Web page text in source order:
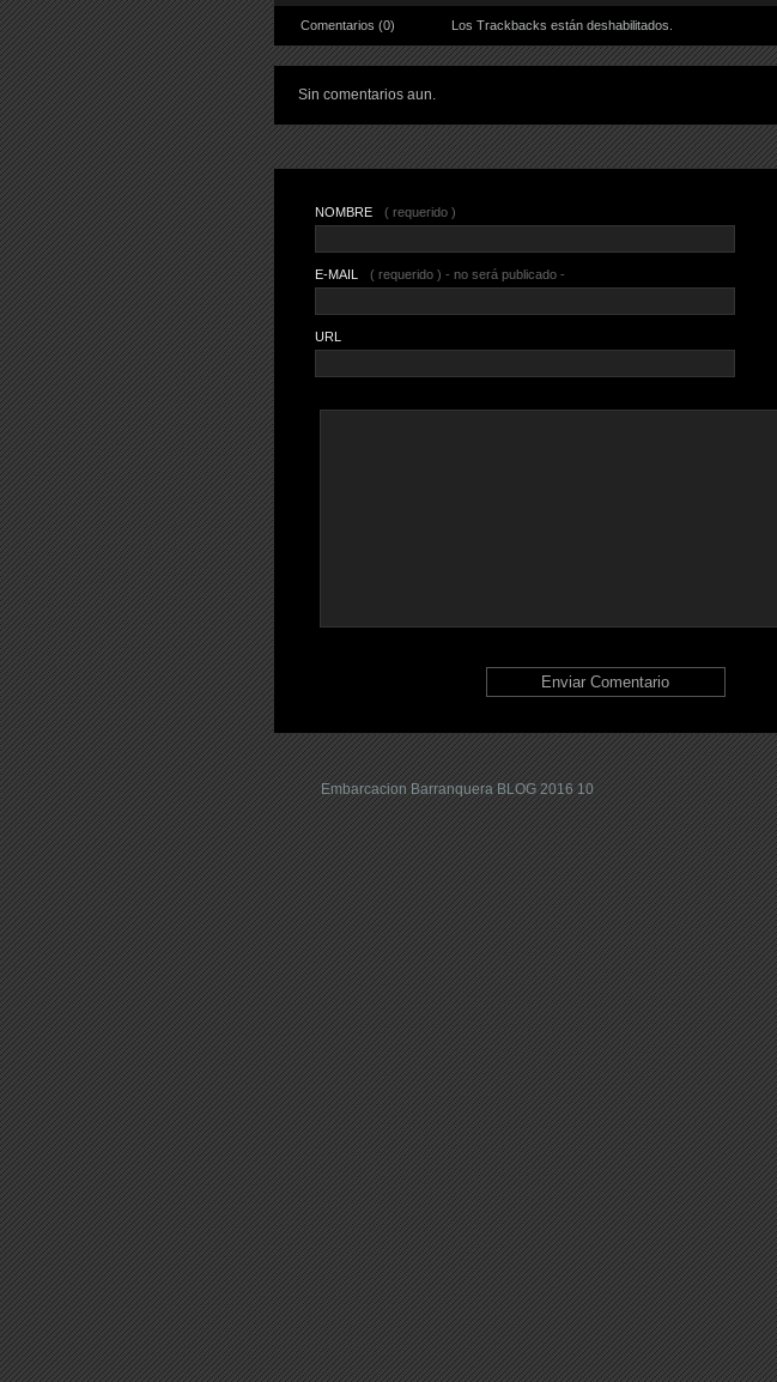
Comentarios (0) Los Trackbacks están deshabilitados.
Sin comentarios aun.
NOMBRE ( requerido )
E-MAIL ( requerido ) - no será publicado -
URL
Embarcacion Barranquera BLOG 2016 10